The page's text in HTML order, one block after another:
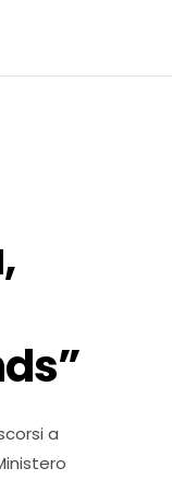
a